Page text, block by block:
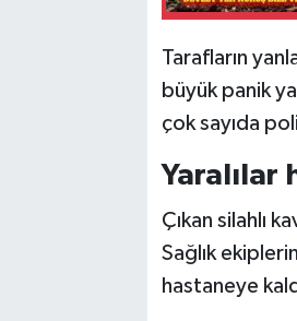
Tarafların
büyük panik
çok sayıda
Yaralılar
Çıkan silahlı
Sağlık
hastaneye